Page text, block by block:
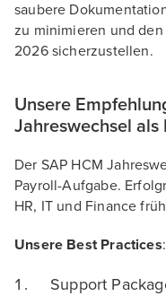
saubere
zu minimieren und
2026 sicherzustellen.
Unsere
Jahreswechsel als
Der SAP HCM
Payroll-Aufgabe.
HR, IT und Finance
Unsere Best Practices:
Support